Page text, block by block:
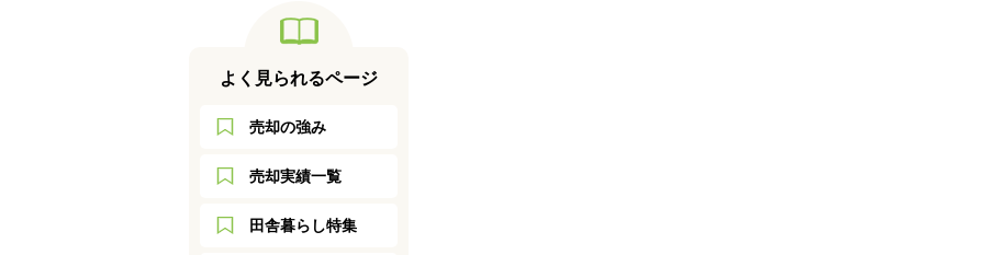
よく見られるページ
売却の強み
売却実績一覧
田舎暮らし特集